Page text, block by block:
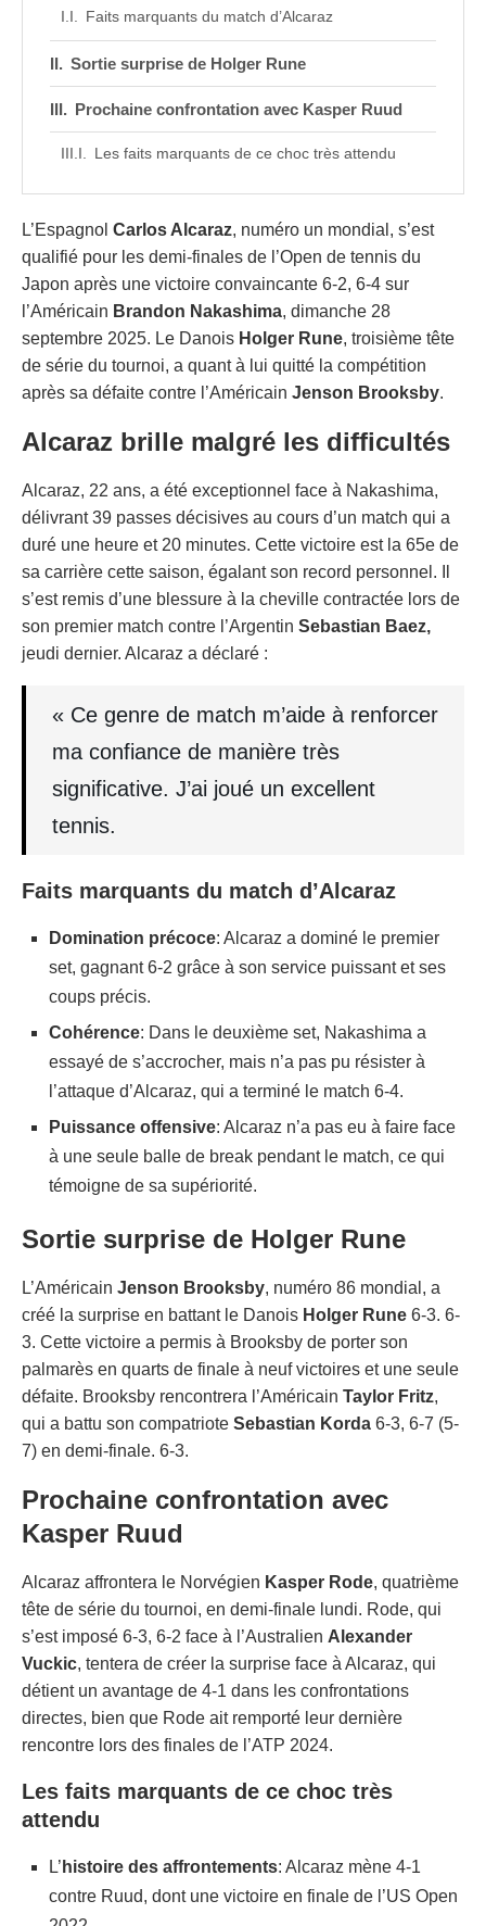
Faits marquants du match d’Alcaraz
Sortie surprise de Holger Rune
Prochaine confrontation avec Kasper Ruud
Les faits marquants de ce choc très attendu
L’Espagnol Carlos Alcaraz, numéro un mondial, s’est
qualifié pour les demi-finales de l’Open de tennis du
Japon après une victoire convaincante 6-2, 6-4 sur
l’Américain Brandon Nakashima, dimanche 28
septembre 2025. Le Danois Holger Rune, troisième tête
de série du tournoi, a quant à lui quitté la compétition
après sa défaite contre l’Américain Jenson Brooksby.
Alcaraz brille malgré les difficultés
Alcaraz, 22 ans, a été exceptionnel face à Nakashima,
délivrant 39 passes décisives au cours d’un match qui a
duré une heure et 20 minutes. Cette victoire est la 65e de
sa carrière cette saison, égalant son record personnel. Il
s’est remis d’une blessure à la cheville contractée lors de
son premier match contre l’Argentin Sebastian Baez,
jeudi dernier. Alcaraz a déclaré :
« Ce genre de match m’aide à renforcer
ma confiance de manière très
significative. J’ai joué un excellent
tennis.
Faits marquants du match d’Alcaraz
Domination précoce: Alcaraz a dominé le premier
set, gagnant 6-2 grâce à son service puissant et ses
coups précis.
Cohérence: Dans le deuxième set, Nakashima a
essayé de s’accrocher, mais n’a pas pu résister à
l’attaque d’Alcaraz, qui a terminé le match 6-4.
Puissance offensive: Alcaraz n’a pas eu à faire face
à une seule balle de break pendant le match, ce qui
témoigne de sa supériorité.
Sortie surprise de Holger Rune
L’Américain Jenson Brooksby, numéro 86 mondial, a
créé la surprise en battant le Danois Holger Rune 6-3. 6-
3. Cette victoire a permis à Brooksby de porter son
palmarès en quarts de finale à neuf victoires et une seule
défaite. Brooksby rencontrera l’Américain Taylor Fritz,
qui a battu son compatriote Sebastian Korda 6-3, 6-7 (5-
7) en demi-finale. 6-3.
Prochaine confrontation avec
Kasper Ruud
Alcaraz affrontera le Norvégien Kasper Rode, quatrième
tête de série du tournoi, en demi-finale lundi. Rode, qui
s’est imposé 6-3, 6-2 face à l’Australien Alexander
Vuckic, tentera de créer la surprise face à Alcaraz, qui
détient un avantage de 4-1 dans les confrontations
directes, bien que Rode ait remporté leur dernière
rencontre lors des finales de l’ATP 2024.
Les faits marquants de ce choc très
attendu
L’ histoire des affrontements: Alcaraz mène 4-1
contre Ruud, dont une victoire en finale de l’US Open